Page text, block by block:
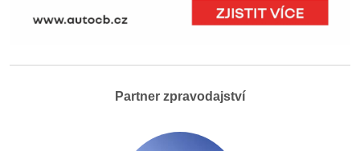
Partner zpravodajství